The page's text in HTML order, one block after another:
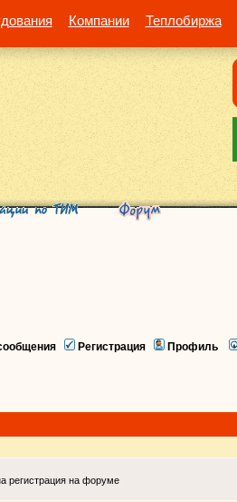
Компании Теплобиржа
Регистрация Профиль
регистрация на форуме